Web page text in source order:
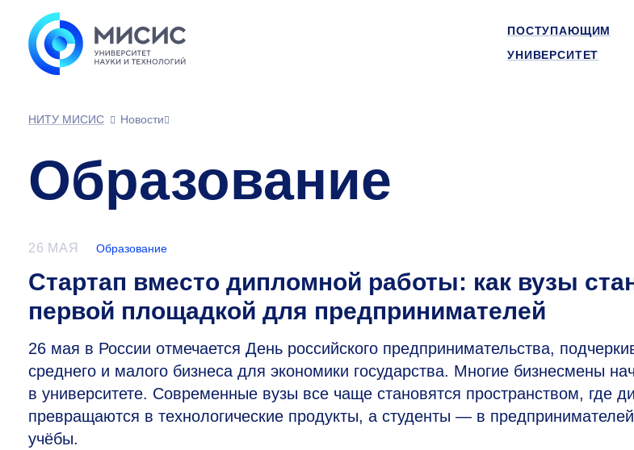
ПОСТУПАЮЩИМ
УНИВЕРСИТЕТ
НИТУ МИСИС
Новости
Образование
26 МАЯ Образование
Стартап вместо дипломной работы: как вузы
первой площадкой для предпринимателей
26 мая в России отмечается День российского предпринимательства,
среднего и малого бизнеса для экономики государства. Многие бизнесмены
в университете. Современные вузы все чаще становятся пространством, где
превращаются в технологические продукты, а студенты — в
учёбы.